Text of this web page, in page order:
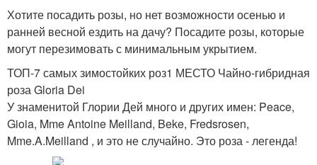
Хотите посадить розы, но нет возможности осенью и
ранней весной ездить на дачу? Посадите розы, которые
могут перезимовать с минимальным укрытием.
ТОП-7 самых зимостойких роз1 МЕСТО Чайно-гибридная
роза Gloria Dei
У знаменитой Глории Дей много и других имен: Peace,
Gioia, Mme Antoine Meilland, Beke, Fredsrosen,
Mme.A.Meilland , и это не случайно. Это роза - легенда!